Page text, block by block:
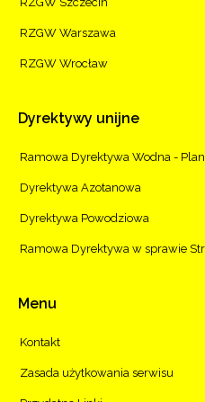
RZGW Warszawa
RZGW Wrocław
Dyrektywy unijne
Ramowa Dyrektywa Wodna -
Dyrektywa Azotanowa
Dyrektywa Powodziowa
Ramowa Dyrektywa w sprawie
Menu
Kontakt
Zasada użytkowania serwisu